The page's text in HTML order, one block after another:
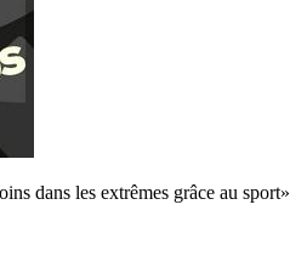
dans les extrêmes grâce au sport»